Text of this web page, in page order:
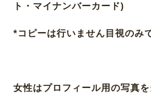
ト・マイナンバーカード)
*コピーは行いません目視のみ
女性はプロフィール用の写真